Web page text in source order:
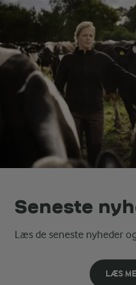
Seneste
Læs de seneste nyheder
LÆS